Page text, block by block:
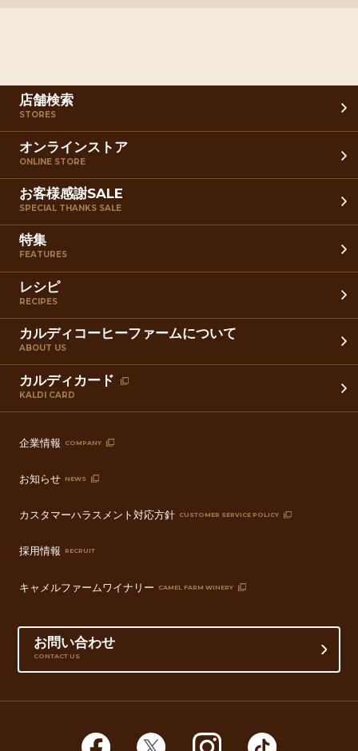
店舗検索
STORES
オンラインストア
ONLINE STORE
お客様感謝SALE
SPECIAL THANKS SALE
特集
FEATURES
レシピ
RECIPES
カルディコーヒーファームについて
ABOUT US
カルディカード
KALDI CARD
企業情報 COMPANY
お知らせ NEWS
カスタマーハラスメント対応方針 CUSTOMER SERVICE POLICY
採用情報 RECRUIT
キャメルファームワイナリー CAMEL FARM WINERY
お問い合わせ
CONTACT US